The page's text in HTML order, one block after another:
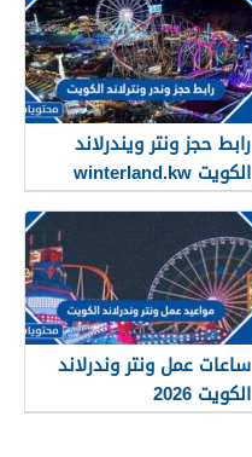
رابط حجز ونتر ويندرلاند
الكويت winterland.kw
ساعات عمل ونتر وندرلاند
الكويت 2026